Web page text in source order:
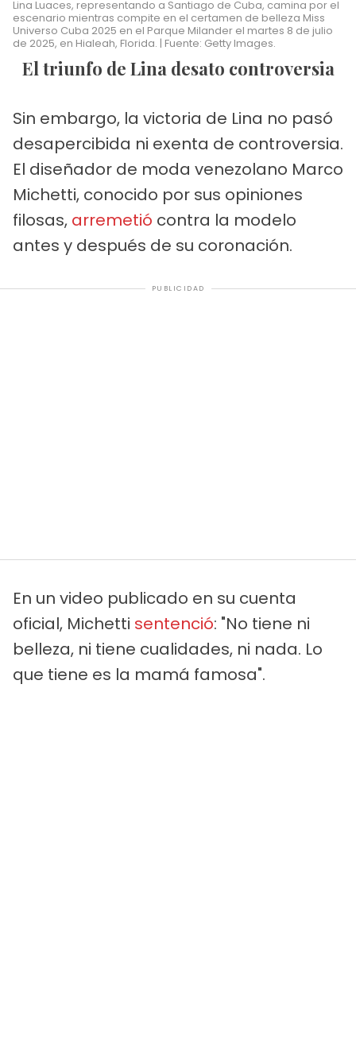
Lina Luaces, representando a Santiago de Cuba, camina por el
escenario mientras compite en el certamen de belleza Miss
Universo Cuba 2025 en el Parque Milander el martes 8 de julio
de 2025, en Hialeah, Florida. | Fuente: Getty Images.
El triunfo de Lina desato controversia
Sin embargo, la victoria de Lina no pasó
desapercibida ni exenta de controversia.
El diseñador de moda venezolano Marco
Michetti, conocido por sus opiniones
filosas, arremetió contra la modelo
antes y después de su coronación.
PUBLICIDAD
En un video publicado en su cuenta
oficial, Michetti sentenció: "No tiene ni
belleza, ni tiene cualidades, ni nada. Lo
que tiene es la mamá famosa".